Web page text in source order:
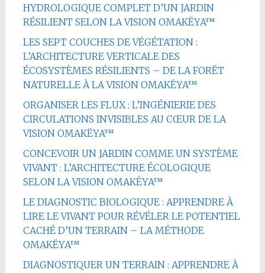
HYDROLOGIQUE COMPLET D’UN JARDIN
RÉSILIENT SELON LA VISION OMAKËYA™
LES SEPT COUCHES DE VÉGÉTATION :
L’ARCHITECTURE VERTICALE DES
ÉCOSYSTÈMES RÉSILIENTS – DE LA FORÊT
NATURELLE À LA VISION OMAKËYA™
ORGANISER LES FLUX : L’INGÉNIERIE DES
CIRCULATIONS INVISIBLES AU CŒUR DE LA
VISION OMAKËYA™
CONCEVOIR UN JARDIN COMME UN SYSTÈME
VIVANT : L’ARCHITECTURE ÉCOLOGIQUE
SELON LA VISION OMAKËYA™
LE DIAGNOSTIC BIOLOGIQUE : APPRENDRE À
LIRE LE VIVANT POUR RÉVÉLER LE POTENTIEL
CACHÉ D’UN TERRAIN – LA MÉTHODE
OMAKËYA™
DIAGNOSTIQUER UN TERRAIN : APPRENDRE À